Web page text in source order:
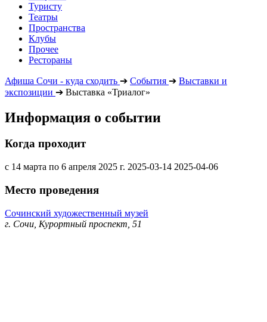
Туристу
Театры
Пространства
Клубы
Прочее
Рестораны
Афиша Сочи - куда сходить ➔ События ➔ Выставки и
экспозиции ➔ Выставка «Триалог»
Информация о событии
Когда проходит
с 14 марта по 6 апреля 2025 г. 2025-03-14 2025-04-06
Место проведения
Сочинский художественный музей
г. Сочи, Курортный проспект, 51